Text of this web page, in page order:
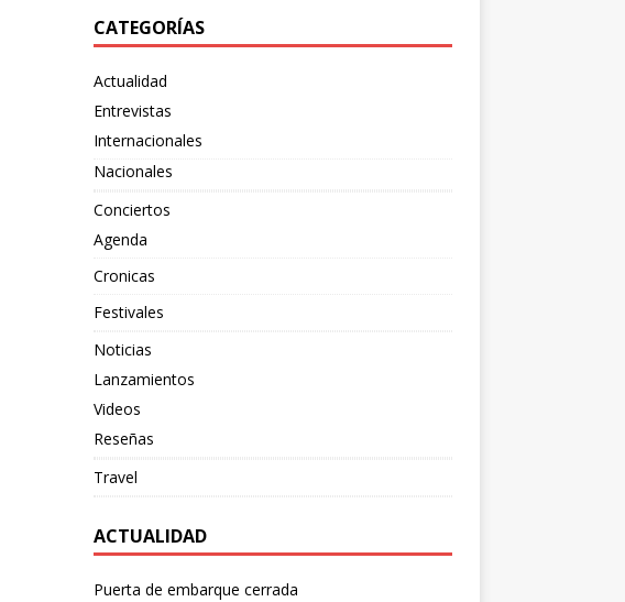
CATEGORÍAS
Actualidad
Entrevistas
Internacionales
Nacionales
Conciertos
Agenda
Cronicas
Festivales
Noticias
Lanzamientos
Videos
Reseñas
Travel
ACTUALIDAD
Puerta de embarque cerrada